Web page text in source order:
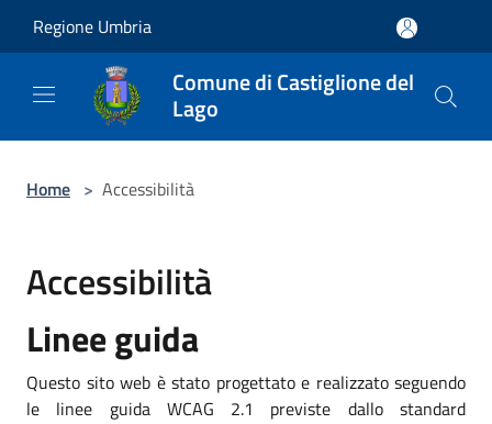
Regione Umbria
Comune di Castiglione del
Lago
Home > Accessibilità
Accessibilità
Linee guida
Questo sito web è stato progettato e realizzato seguendo
le linee guida WCAG 2.1 previste dallo standard